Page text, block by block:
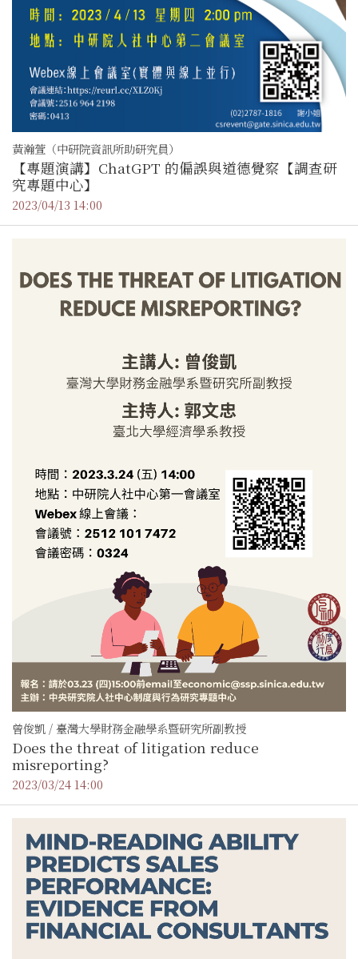
黃瀚萱（中研院資訊所助研究員）
【專題演講】ChatGPT 的偏誤與道德覺察【調查研
究專題中心】
2023/04/13 14:00
曾俊凱 / 臺灣大學財務金融學系暨研究所副教授
Does the threat of litigation reduce
misreporting?
2023/03/24 14:00